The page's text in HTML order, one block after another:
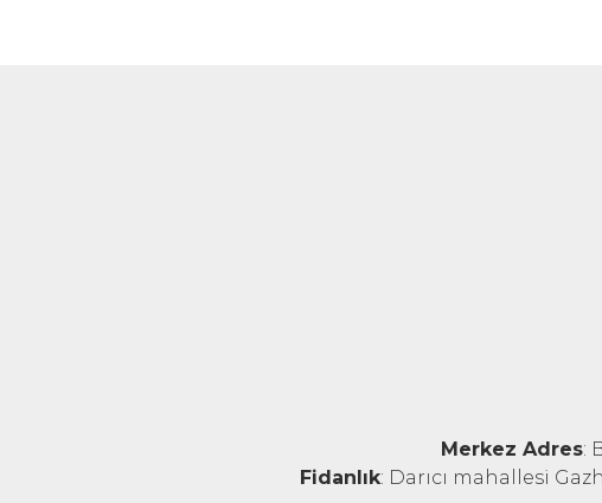
Merkez Adres:
Fidanlık: Darıcı mahallesi